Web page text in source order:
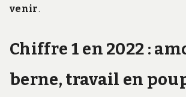
venir.
Chiffre 1 en 2022 :
berne, travail en